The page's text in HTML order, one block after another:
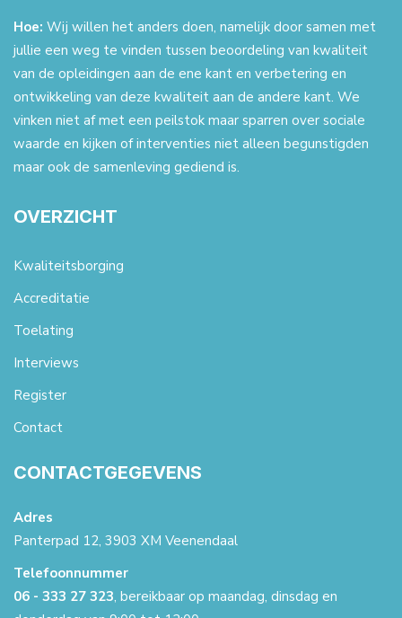
Hoe: Wij willen het anders doen, namelijk door samen met
jullie een weg te vinden tussen beoordeling van kwaliteit
van de opleidingen aan de ene kant en verbetering en
ontwikkeling van deze kwaliteit aan de andere kant. We
vinken niet af met een peilstok maar sparren over sociale
waarde en kijken of interventies niet alleen begunstigden
maar ook de samenleving gediend is.
OVERZICHT
Kwaliteitsborging
Accreditatie
Toelating
Interviews
Register
Contact
CONTACTGEGEVENS
Adres
Panterpad 12, 3903 XM Veenendaal
Telefoonnummer
06 - 333 27 323, bereikbaar op maandag, dinsdag en